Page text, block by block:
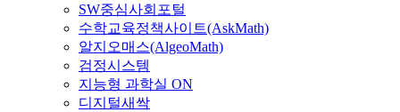
SW중심사회포털
수학교육정책사이트(AskMath)
알지오매스(AlgeoMath)
검정시스템
지능형 과학실 ON
디지털새싹